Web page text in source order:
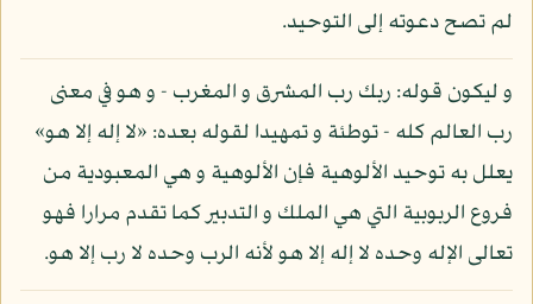
لم تصح دعوته إلى التوحيد.
و ليكون قوله: ربك رب المشرق و المغرب - و هو في معنى
رب العالم كله - توطئة و تمهيدا لقوله بعده: «لا إله إلا هو»
يعلل به توحيد الألوهية فإن الألوهية و هي المعبودية من
فروع الربوبية التي هي الملك و التدبير كما تقدم مرارا فهو
تعالى الإله وحده لا إله إلا هو لأنه الرب وحده لا رب إلا هو.